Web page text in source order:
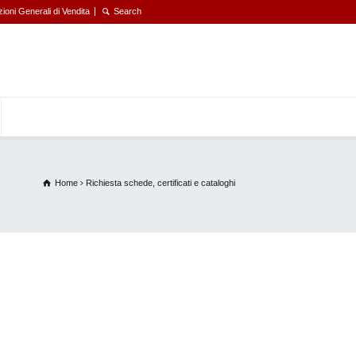
Generali di Vendita
Home Richiesta schede, certificati e cataloghi